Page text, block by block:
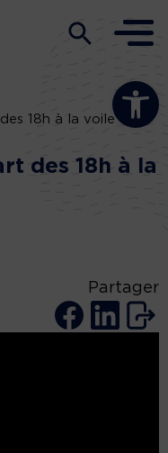
Ouvrir la
18h à la voile
des 18h à la
Partager